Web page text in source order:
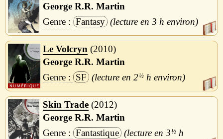
George R.R. Martin
Fantasy
3 h
Le Volcryn
2010
George R.R. Martin
SF
2½ h
Skin Trade 2012
George R.R. Martin
Fantastique
3½ h